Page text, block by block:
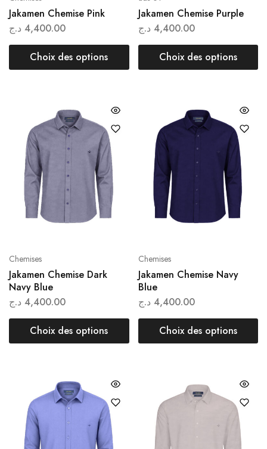
Jakamen Chemise Pink
4,400.00 د.ج
Choix des options
Jakamen Chemise Purple
4,400.00 د.ج
Choix des options
Chemises
Jakamen Chemise Dark
Navy Blue
4,400.00 د.ج
Choix des options
Chemises
Jakamen Chemise Navy
Blue
4,400.00 د.ج
Choix des options